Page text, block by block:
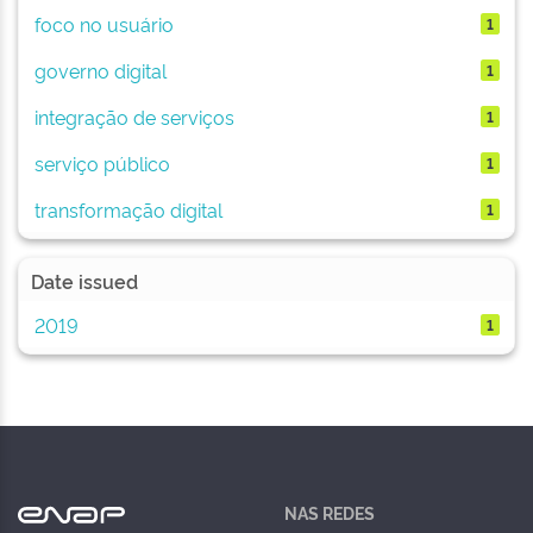
foco no usuário 1
governo digital 1
integração de serviços 1
serviço público 1
transformação digital 1
Date issued
2019
1
NAS REDES